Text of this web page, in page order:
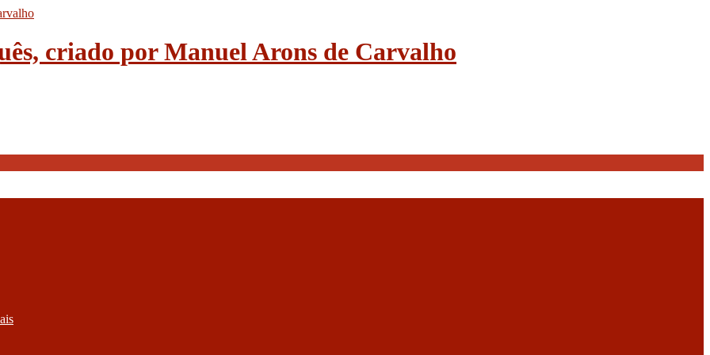
criado por Manuel Arons de Carvalho